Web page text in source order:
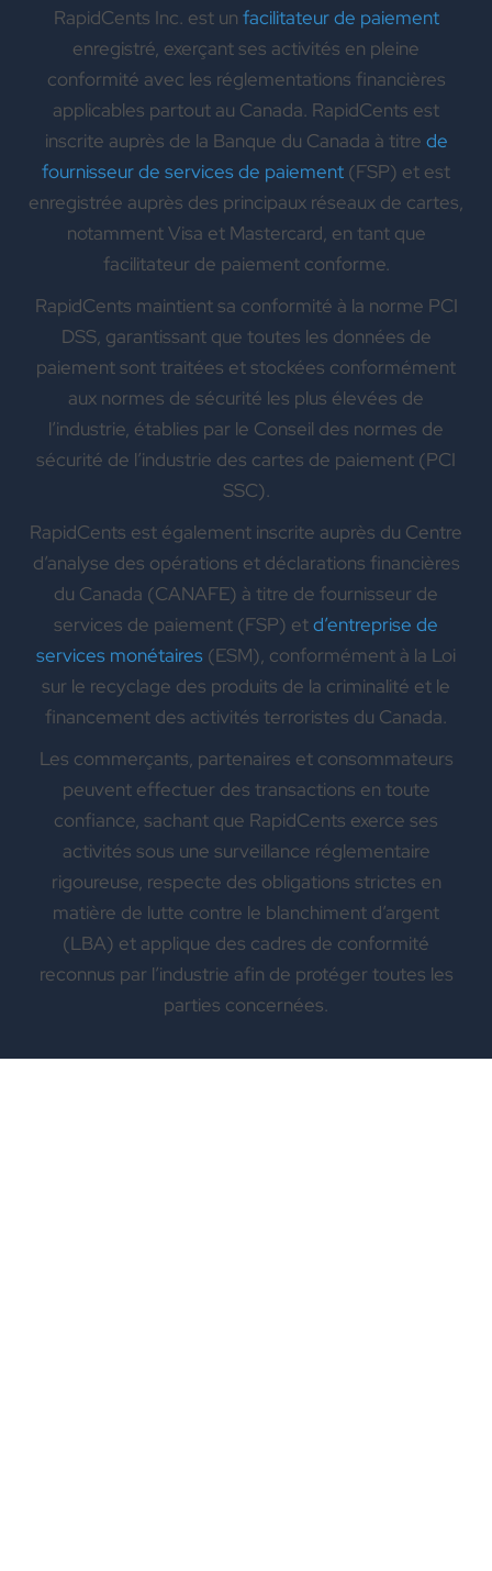
RapidCents Inc. est un facilitateur de paiement
enregistré, exerçant ses activités en pleine
conformité avec les réglementations financières
applicables partout au Canada. RapidCents est
inscrite auprès de la Banque du Canada à titre de
fournisseur de services de paiement (FSP) et est
enregistrée auprès des principaux réseaux de cartes,
notamment Visa et Mastercard, en tant que
facilitateur de paiement conforme.
RapidCents maintient sa conformité à la norme PCI
DSS, garantissant que toutes les données de
paiement sont traitées et stockées conformément
aux normes de sécurité les plus élevées de
l’industrie, établies par le Conseil des normes de
sécurité de l’industrie des cartes de paiement (PCI
SSC).
RapidCents est également inscrite auprès du Centre
d’analyse des opérations et déclarations financières
du Canada (CANAFE) à titre de fournisseur de
services de paiement (FSP) etd’entreprise de
services monétaires (ESM), conformément à la Loi
sur le recyclage des produits de la criminalité et le
financement des activités terroristes du Canada.
Les commerçants, partenaires et consommateurs
peuvent effectuer des transactions en toute
confiance, sachant que RapidCents exerce ses
activités sous une surveillance réglementaire
rigoureuse, respecte des obligations strictes en
matière de lutte contre le blanchiment d’argent
(LBA) et applique des cadres de conformité
reconnus par l’industrie afin de protéger toutes les
parties concernées.